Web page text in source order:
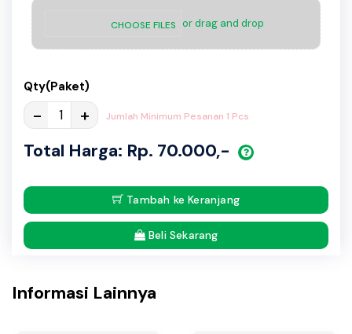
CHOOSE FILES or drag and drop
Qty(Paket)
- + Jumlah Minimum Pesanan 1 Pcs
Total Harga: Rp. 70.000,-
Tambah ke Keranjang
Beli Sekarang
Informasi Lainnya